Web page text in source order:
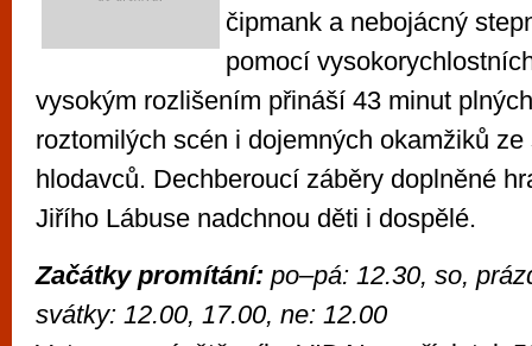
čipmank a nebojácný
pomocí
vysokým rozlišením přináší 43 minut
roztomilých scén i dojemných okamžiků
hlodavců. Dechberoucí záběry doplněné
Jiřího Lábuse nadchnou děti i dospělé.
Začátky promítání: po–pá: 12.30, so,
svátky: 12.00, 17.00, ne: 12.00